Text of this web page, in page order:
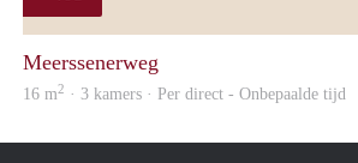
Meerssenerweg
16 m2 · 3 kamers · Per direct - Onbepaalde tijd